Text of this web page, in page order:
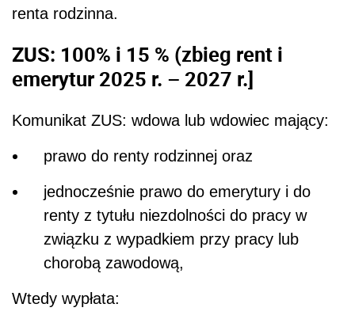
renta rodzinna.
ZUS: 100% i 15 % (zbieg rent i
emerytur 2025 r. – 2027 r.]
Komunikat ZUS: wdowa lub wdowiec mający:
prawo do renty rodzinnej oraz
jednocześnie prawo do emerytury i do
renty z tytułu niezdolności do pracy w
związku z wypadkiem przy pracy lub
chorobą zawodową,
Wtedy wypłata: